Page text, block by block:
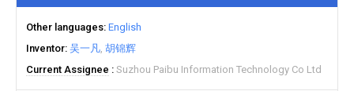
Other languages English
Inventor 吴一凡 胡锦辉
Current Assignee
Suzhou Paibu Information Technology Co Ltd